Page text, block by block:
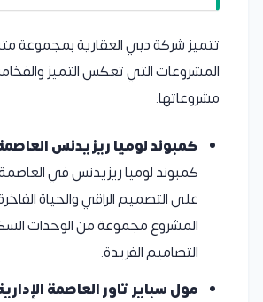
تتميز شركة دبي العقارية بمجموعة
المشروعات التي تعكس التميز
مشروعاتها:
كمبوند لوميا ريزيدنس
كمبوند لوميا ريزيدنس في العاصمة
على التصميم الراقي والحياة
المشروع مجموعة من الوحدات
التصاميم الفريدة.
مول سباير تاور العاصمة